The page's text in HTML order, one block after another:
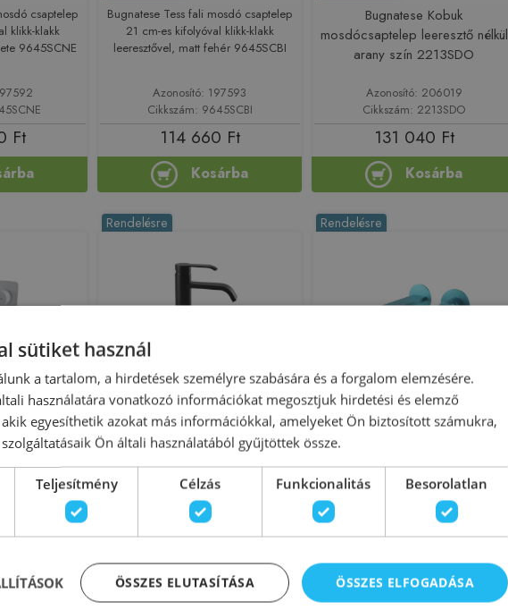
csaptelep
klikk-klakk
9645SCNE
Ft
Bugnatese Tess fali mosdó csaptelep
21 cm-es kifolyóval klikk-klakk
leeresztővel, matt fehér 9645SCBI
Azonosító: 197593
Cikkszám: 9645SCBI
114 660 Ft
Kosárba
Bugnatese Kobuk
mosdócsaptelep leeresztő nélkül
arany szín 2213SDO
Azonosító: 206019
Cikkszám: 2213SDO
131 040 Ft
Kosárba
Fal alatti
cm kifolyóval
matt fehér
Ft
Rendelésre
Bugnatese Tess magasított
mosdócsaptelep klikk-klakk
leeresztővel, matt fekete
9617SCNE
Azonosító: 197555
Cikkszám: 9617SCNE
123 060 Ft
Kosárba
Rendelésre
Előleg köteles
Bugnatese Simple fali
mosdócsaptelep 15,5 cm kifolyóval
klikk-klakk leeresztővel, pasztell
türkizkék szín 6645SCTP
Azonosító: 206071
Cikkszám: 6645SCTP
136 080 Ft
Kosárba
sütiket használ
a tartalom, a hirdetések személyre szabására és a forgalom elemzésére.
használatára vonatkozó információkat megosztjuk hirdetési és elemző
egyesíthetik azokat más információkkal, amelyeket Ön biztosított számukra,
Ön általi használatából gyűjtöttek össze.
Teljesítmény Célzás Funkcionalitás Besorolatlan
ÖSSZES ELFOGADÁSA
ÖSSZES ELUTASÍTÁSA